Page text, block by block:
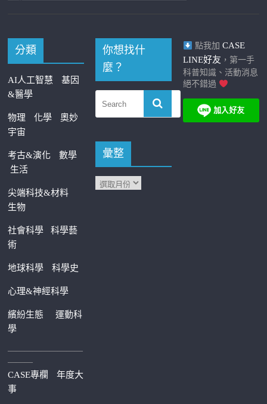
分類
AI人工智慧
基因
&醫學
物理 化學
奧妙
宇宙
考古&演化
數學
生活
尖端科技&材料
生物
社會科學科學藝
術
地球科學 科學史
心理&神經科學
繽紛生態運動科
學
—————————
———
CASE專欄
年度大
事
你想找什
麼？
彙整
點我加 CASE
LINE好友 ，第一手
科普知識、活動消息
絕不錯過